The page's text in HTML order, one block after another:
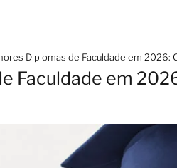
Diplomas de Faculdade em 2026:
Faculdade em